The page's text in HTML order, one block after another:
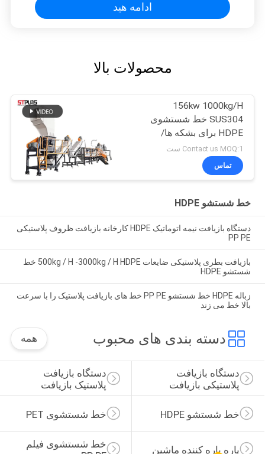
ادامه هید
محصولات بالا
156kw 1000kg/H
SUS304 خط شستشوی
HDPE برای بشکه ها/
بطری ها/ سبد ها/ بشکه ها
Contact us MOQ:1 ست
تماس
خط شستشو HDPE
دستگاه بازیافت نیمه اتوماتیک HDPE کارخانه بازیافت ظروف پلاستیکی
PP PE
بازیافت بطری پلاستیکی ضایعات 500kg / H -3000kg / H HDPE خط
شستشو HDPE
زباله HDPE خط شستشو PP PE خط های بازیافت پلاستیک را با سرعت
بالا خط می زند
دسته بندی های محبوب همه
دستگاه بازیافت
پلاستیک بازیافت
دستگاه بازیافت
پلاستیکی بازیافت
خط شستشوی PET خط شستشو HDPE
خط شستشوی فیلم
پاره پاره کننده ماشین